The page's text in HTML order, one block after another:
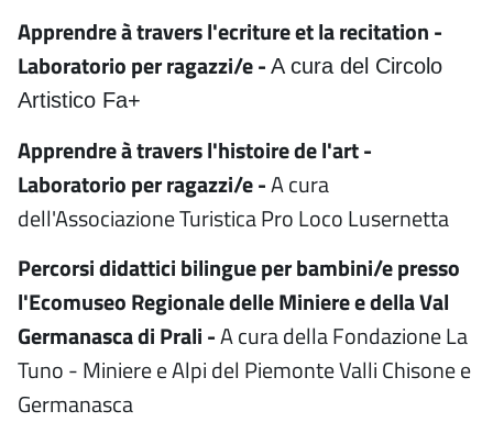
Apprendre à travers l'ecriture et la recitation -
Laboratorio per ragazzi/e - A cura del Circolo
Artistico Fa+
Apprendre à travers l'histoire de l'art -
Laboratorio per ragazzi/e -A cura
dell'Associazione Turistica Pro Loco Lusernetta
Percorsi didattici bilingue per bambini/e presso
l'Ecomuseo Regionale delle Miniere e della Val
Germanasca di Prali -A cura della Fondazione La
Tuno - Miniere e Alpi del Piemonte Valli Chisone e
Germanasca